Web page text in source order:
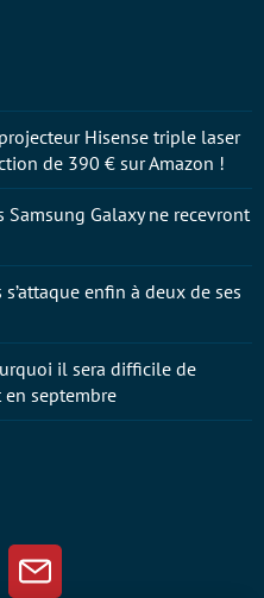
RSS Newsletter
Hisense triple laser
de 390 € sur Amazon !
Galaxy ne recevront
enfin à deux de ses
il sera difficile de
en septembre